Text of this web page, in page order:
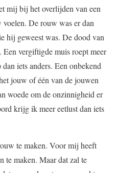
mij bij het overlijden van een
De rouw was er dan
hij geweest was. De dood van
vergiftigde muis roept meer
iets anders. Een onbekend
jouw of één van de jouwen
woede om de onzinnigheid er
krijg ik meer eetlust dan iets
te maken. Voor mij heeft
te maken. Maar dat zal te